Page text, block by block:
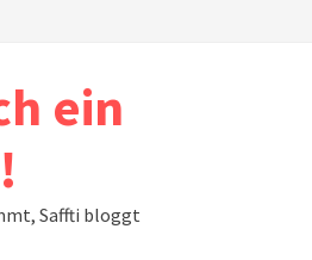
ein
Saffti bloggt